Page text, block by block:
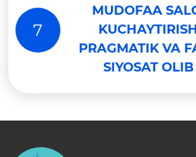
7
MUDOFAA
PRAGMATIK VA
SIYOSAT